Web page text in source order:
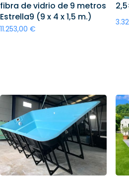
fibra de vidrio de 9 metros
Estrella9 (9 x 4 x 1,5 m.)
11.253,00 €